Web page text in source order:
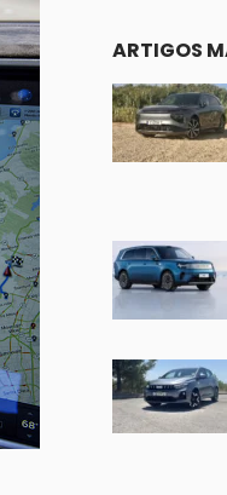
ARTIGOS